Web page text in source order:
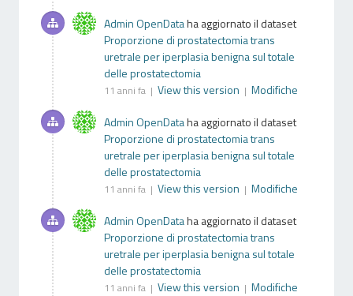
Admin OpenDataha aggiornato il dataset
Proporzione di prostatectomia trans
uretrale per iperplasia benigna sul totale
delle prostatectomia
11 anni fa | View this version | Modifiche
Admin OpenDataha aggiornato il dataset
Proporzione di prostatectomia trans
uretrale per iperplasia benigna sul totale
delle prostatectomia
11 anni fa | View this version | Modifiche
Admin OpenDataha aggiornato il dataset
Proporzione di prostatectomia trans
uretrale per iperplasia benigna sul totale
delle prostatectomia
11 anni fa | View this version | Modifiche